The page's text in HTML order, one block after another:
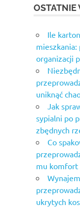
OSTATNIE
Ile
organizacji
uniknąć
Jak
sypialni po
zbędnych
Co
mu komfort
ukrytych